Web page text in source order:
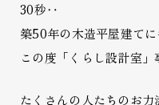
30秒‥
築50年の木造平屋建てに
この度「くらし設計室」
たくさんの人たちのお力